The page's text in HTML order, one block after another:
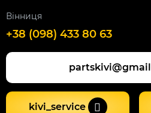
Вінниця
+38 (098) 433 80 63
kivi_service